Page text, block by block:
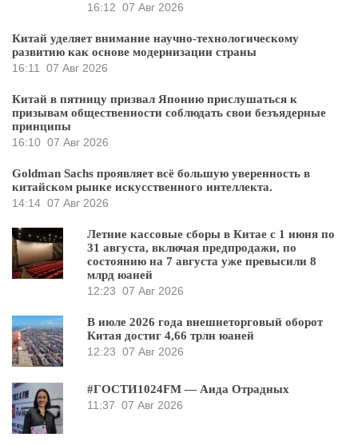
16:12 07 Авг 2026
Китай уделяет внимание научно-технологическому
развитию как основе модернизации страны
16:11
07 Авг 2026
Китай в пятницу призвал Японию прислушаться к
призывам общественности соблюдать свои безъядерные
принципы
16:10 07 Авг 2026
Goldman Sachs проявляет всё большую уверенность в
китайском рынке искусственного интеллекта.
14:14 07 Авг 2026
Летние кассовые сборы в Китае с 1 июня по
31 августа, включая предпродажи, по
состоянию на 7 августа уже превысили 8
млрд юаней
12:23 07 Авг 2026
В июле 2026 года внешнеторговый оборот
Китая достиг 4,66 трлн юаней
12:23 07 Авг 2026
#ГОСТИ1024FM — Аида Отрадных
11:37 07 Авг 2026